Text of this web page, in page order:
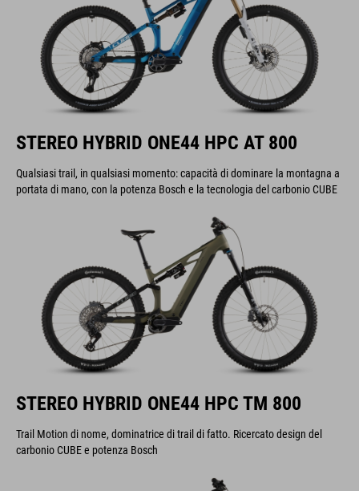
STEREO HYBRID ONE44 HPC AT 800
Qualsiasi trail, in qualsiasi momento: capacità di dominare la montagna a
portata di mano, con la potenza Bosch e la tecnologia del carbonio CUBE
STEREO HYBRID ONE44 HPC TM 800
Trail Motion di nome, dominatrice di trail di fatto. Ricercato design del
carbonio CUBE e potenza Bosch